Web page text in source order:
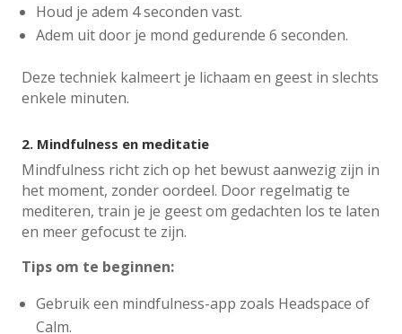
Houd je adem 4 seconden vast.
Adem uit door je mond gedurende 6 seconden.
Deze techniek kalmeert je lichaam en geest in slechts
enkele minuten.
2. Mindfulness en meditatie
Mindfulness richt zich op het bewust aanwezig zijn in
het moment, zonder oordeel. Door regelmatig te
mediteren, train je je geest om gedachten los te laten
en meer gefocust te zijn.
Tips om te beginnen:
Gebruik een mindfulness-app zoals Headspace of
Calm.